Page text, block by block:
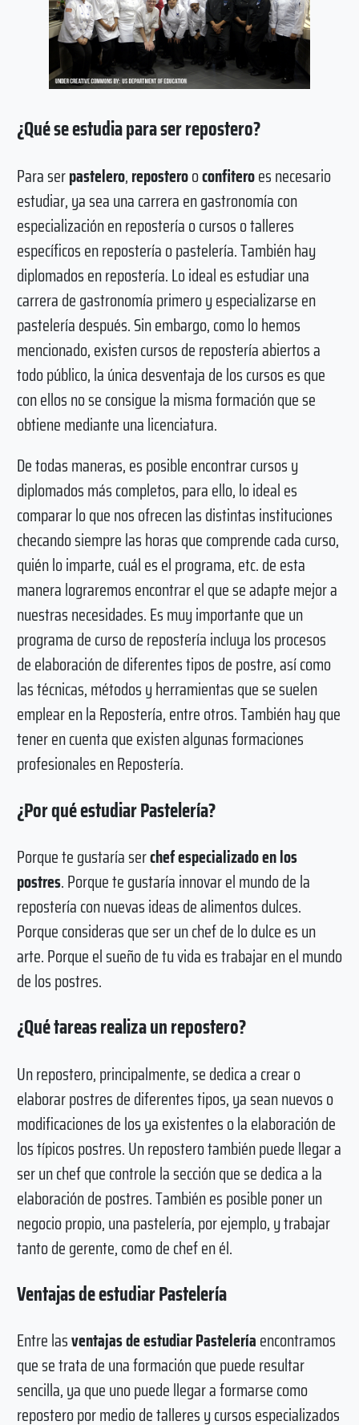
¿Qué se estudia para ser repostero?
Para serpastelero,reposterooconfiteroes necesario
estudiar, ya sea una carrera en gastronomía con
especialización en repostería o cursos o talleres
específicos en repostería o pastelería. También hay
diplomados en repostería. Lo ideal es estudiar una
carrera de gastronomía primero y especializarse en
pastelería después. Sin embargo, como lo hemos
mencionado, existen cursos de repostería abiertos a
todo público, la única desventaja de los cursos es que
con ellos no se consigue la misma formación que se
obtiene mediante una licenciatura.
De todas maneras, es posible encontrar cursos y
diplomados más completos, para ello, lo ideal es
comparar lo que nos ofrecen las distintas instituciones
checando siempre las horas que comprende cada curso,
quién lo imparte, cuál es el programa, etc. de esta
manera lograremos encontrar el que se adapte mejor a
nuestras necesidades. Es muy importante que un
programa de curso de repostería incluya los procesos
de elaboración de diferentes tipos de postre, así como
las técnicas, métodos y herramientas que se suelen
emplear en la Repostería, entre otros. También hay que
tener en cuenta que existen algunas formaciones
profesionales en Repostería.
¿Por qué estudiar Pastelería?
Porque te gustaría serchef especializado en los
postres. Porque te gustaría innovar el mundo de la
repostería con nuevas ideas de alimentos dulces.
Porque consideras que ser un chef de lo dulce es un
arte. Porque el sueño de tu vida es trabajar en el mundo
de los postres.
¿Qué tareas realiza un repostero?
Un repostero, principalmente, se dedica a crear o
elaborar postres de diferentes tipos, ya sean nuevos o
modificaciones de los ya existentes o la elaboración de
los típicos postres. Un repostero también puede llegar a
ser un chef que controle la sección que se dedica a la
elaboración de postres. También es posible poner un
negocio propio, una pastelería, por ejemplo, y trabajar
tanto de gerente, como de chef en él.
Ventajas de estudiar Pastelería
Entre lasventajas de estudiar Pasteleríaencontramos
que se trata de una formación que puede resultar
sencilla, ya que uno puede llegar a formarse como
repostero por medio de talleres y cursos especializados